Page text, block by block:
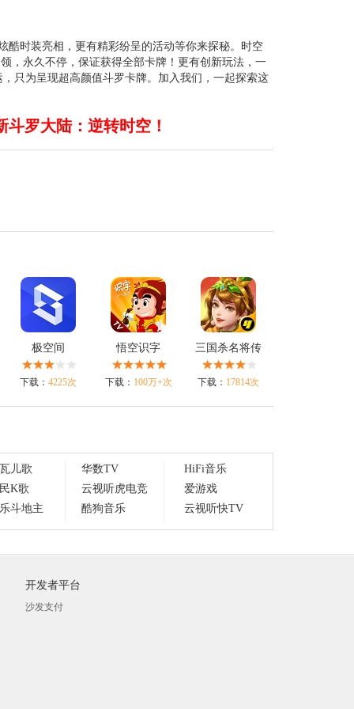
酷时装亮相，更有精彩纷呈的活动等你来探秘。时空
，永久不停，保证获得全部卡牌！更有创新玩法，一
只为呈现超高颜值斗罗卡牌。加入我们，一起探索这
斗罗大陆：逆转时空！
极空间
下载： 4225次
悟空识字
下载： 100万+次
三国杀名将传
下载： 17814次
儿歌
K歌
斗地主
华数TV
云视听虎电竞
酷狗音乐
HiFi音乐
爱游戏
云视听快TV
开发者平台
沙发支付